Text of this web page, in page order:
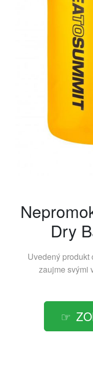
Dry
Uvedený produkt
zaujme svými